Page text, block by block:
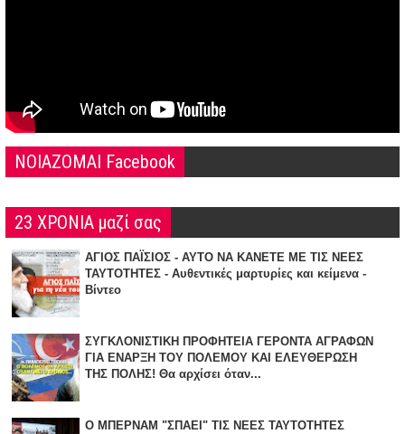
NOIAZOMAI Facebook
23 ΧΡΟΝΙΑ μαζί σας
ΑΓΙΟΣ ΠΑΪΣΙΟΣ - ΑΥΤΟ ΝΑ ΚΑΝΕΤΕ ΜΕ ΤΙΣ ΝΕΕΣ
ΤΑΥΤΟΤΗΤΕΣ - Αυθεντικές μαρτυρίες και κείμενα -
Βίντεο
ΣΥΓΚΛΟΝΙΣΤΙΚΗ ΠΡΟΦΗΤΕΙΑ ΓΕΡΟΝΤΑ ΑΓΡΑΦΩΝ
ΓΙΑ ΕΝΑΡΞΗ TOY ΠΟΛΕΜΟΥ ΚΑΙ ΕΛΕΥΘΕΡΩΣΗ
ΤΗΣ ΠΟΛΗΣ! Θα αρχίσει όταν...
Ο ΜΠΕΡΝΑΜ "ΣΠΑΕΙ" ΤΙΣ ΝΕΕΣ ΤΑΥΤΟΤΗΤΕΣ